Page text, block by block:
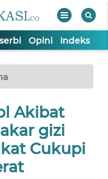
Opini Indeks
Akibat
gizi
Cukupi